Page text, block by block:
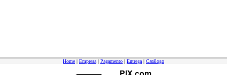
Home | Empresa | Pagamento | Entrega | Catálogo